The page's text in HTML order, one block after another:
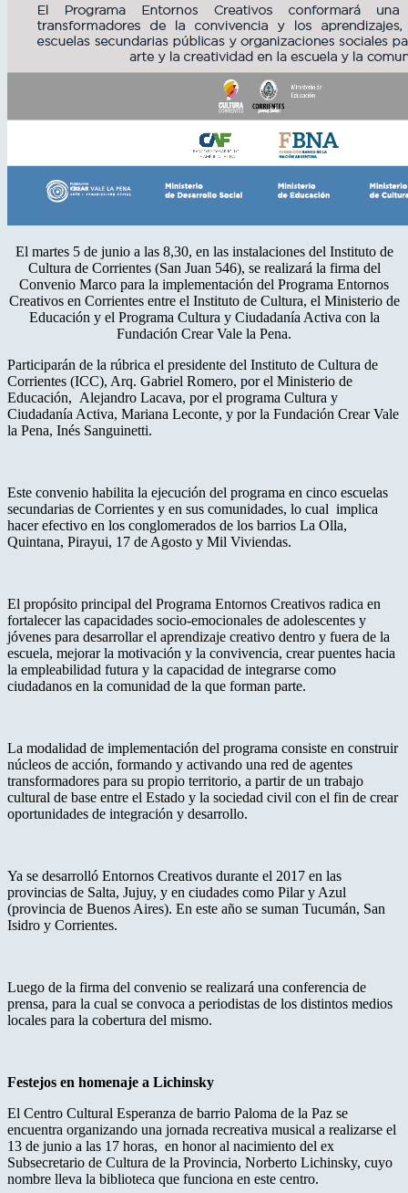
El martes 5 de junio a las 8,30, en las instalaciones del Instituto de
Cultura de Corrientes (San Juan 546), se realizará la firma del
Convenio Marco para la implementación del Programa Entornos
Creativos en Corrientes entre el Instituto de Cultura, el Ministerio de
Educación y el Programa Cultura y Ciudadanía Activa con la
Fundación Crear Vale la Pena.
Participarán de la rúbrica el presidente del Instituto de Cultura de
Corrientes (ICC), Arq. Gabriel Romero, por el Ministerio de
Educación, Alejandro Lacava, por el programa Cultura y
Ciudadanía Activa, Mariana Leconte, y por la Fundación Crear Vale
la Pena, Inés Sanguinetti.
Este convenio habilita la ejecución del programa en cinco escuelas
secundarias de Corrientes y en sus comunidades, lo cual implica
hacer efectivo en los conglomerados de los barrios La Olla,
Quintana, Pirayui, 17 de Agosto y Mil Viviendas.
El propósito principal del Programa Entornos Creativos radica en
fortalecer las capacidades socio-emocionales de adolescentes y
jóvenes para desarrollar el aprendizaje creativo dentro y fuera de la
escuela, mejorar la motivación y la convivencia, crear puentes hacia
la empleabilidad futura y la capacidad de integrarse como
ciudadanos en la comunidad de la que forman parte.
La modalidad de implementación del programa consiste en construir
núcleos de acción, formando y activando una red de agentes
transformadores para su propio territorio, a partir de un trabajo
cultural de base entre el Estado y la sociedad civil con el fin de crear
oportunidades de integración y desarrollo.
Ya se desarrolló Entornos Creativos durante el 2017 en las
provincias de Salta, Jujuy, y en ciudades como Pilar y Azul
(provincia de Buenos Aires). En este año se suman Tucumán, San
Isidro y Corrientes.
Luego de la firma del convenio se realizará una conferencia de
prensa, para la cual se convoca a periodistas de los distintos medios
locales para la cobertura del mismo.
Festejos en homenaje a Lichinsky
El Centro Cultural Esperanza de barrio Paloma de la Paz se
encuentra organizando una jornada recreativa musical a realizarse el
13 de junio a las 17 horas, en honor al nacimiento del ex
Subsecretario de Cultura de la Provincia, Norberto Lichinsky, cuyo
nombre lleva la biblioteca que funciona en este centro.